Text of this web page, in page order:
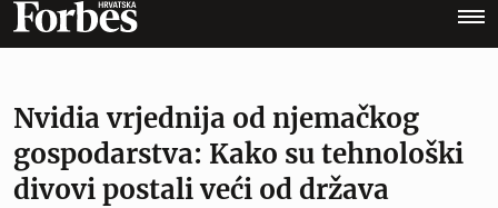
Nvidia vrjednija od njemačkog
gospodarstva: Kako su tehnološki
divovi postali veći od država